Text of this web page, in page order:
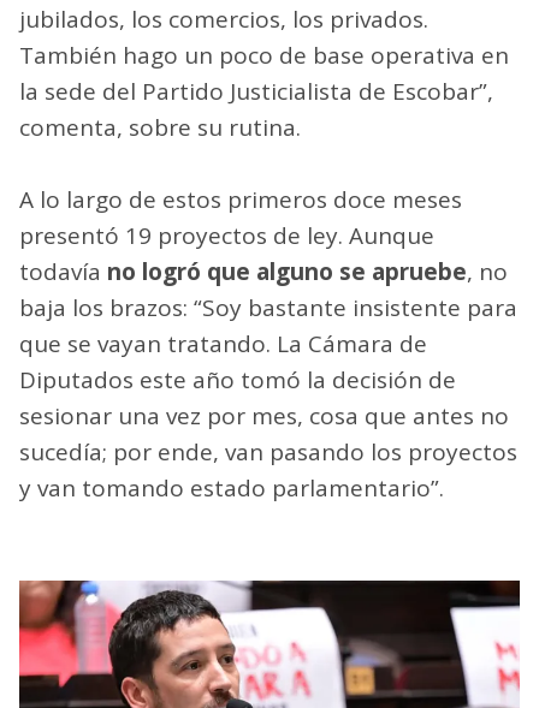
jubilados, los comercios, los privados.
También hago un poco de base operativa en
la sede del Partido Justicialista de Escobar”,
comenta, sobre su rutina.
A lo largo de estos primeros doce meses
presentó 19 proyectos de ley. Aunque
todavía no logró que alguno se apruebe, no
baja los brazos: “Soy bastante insistente para
que se vayan tratando. La Cámara de
Diputados este año tomó la decisión de
sesionar una vez por mes, cosa que antes no
sucedía; por ende, van pasando los proyectos
y van tomando estado parlamentario”.